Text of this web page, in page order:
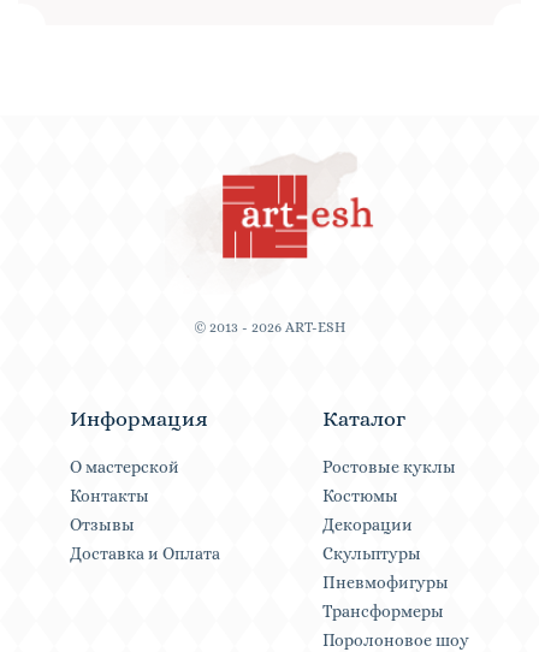
© 2013 - 2026 ART-ESH
Информация
О мастерской
Контакты
Отзывы
Доставка и Оплата
Каталог
Ростовые куклы
Костюмы
Декорации
Скульптуры
Пневмофигуры
Трансформеры
Поролоновое шоу